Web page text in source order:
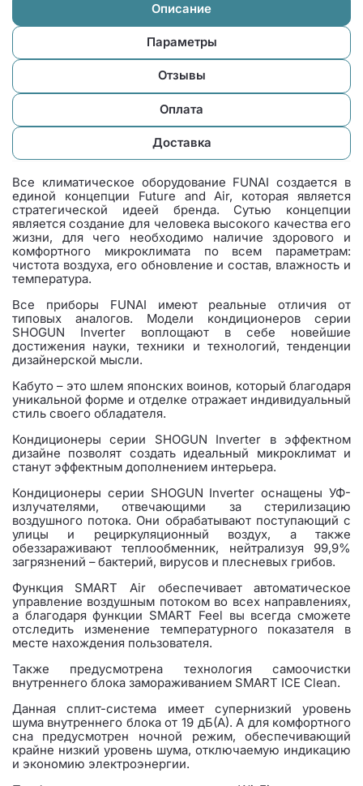
Описание
Параметры
Отзывы
Оплата
Доставка
Все климатическое оборудование FUNAI создается в
единой концепции Future and Air, которая является
стратегической идеей бренда. Сутью концепции
является создание для человека высокого качества его
жизни, для чего необходимо наличие здорового и
комфортного микроклимата по всем параметрам:
чистота воздуха, его обновление и состав, влажность и
температура.
Все приборы FUNAI имеют реальные отличия от
типовых аналогов. Модели кондиционеров серии
SHOGUN Inverter воплощают в себе новейшие
достижения науки, техники и технологий, тенденции
дизайнерской мысли.
Кабуто – это шлем японских воинов, который благодаря
уникальной форме и отделке отражает индивидуальный
стиль своего обладателя.
Кондиционеры серии SHOGUN Inverter в эффектном
дизайне позволят создать идеальный микроклимат и
станут эффектным дополнением интерьера.
Кондиционеры серии SHOGUN Inverter оснащены УФ-
излучателями, отвечающими за стерилизацию
воздушного потока. Они обрабатывают поступающий с
улицы и рециркуляционный воздух, а также
обеззараживают теплообменник, нейтрализуя 99,9%
загрязнений – бактерий, вирусов и плесневых грибов.
Функция SMART Air обеспечивает автоматическое
управление воздушным потоком во всех направлениях,
а благодаря функции SMART Feel вы всегда сможете
отследить изменение температурного показателя в
месте нахождения пользователя.
Также предусмотрена технология самоочистки
внутреннего блока замораживанием SMART ICE Clean.
Данная сплит-система имеет супернизкий уровень
шума внутреннего блока от 19 дБ(А). А для комфортного
сна предусмотрен ночной режим, обеспечивающий
крайне низкий уровень шума, отключаемую индикацию
и экономию электроэнергии.